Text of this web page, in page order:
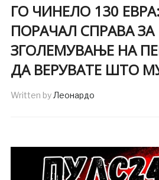
ГО ЧИНЕЛО 130
ПОРАЧАЛ СПРАВА ЗА
ЗГОЛЕМУВАЊЕ НА
ДА ВЕРУВАТЕ ШТО
Written byЛеонардо